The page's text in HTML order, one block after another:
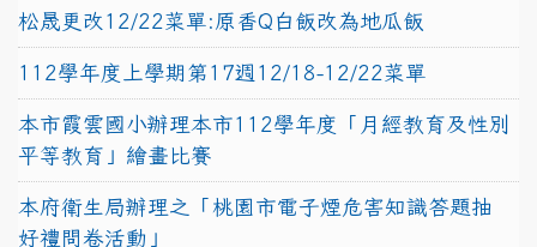
松晟更改12/22菜單:原香Q白飯改為地瓜飯
112學年度上學期第17週12/18-12/22菜單
本市霞雲國小辦理本市112學年度「月經教育及性別
平等教育」繪畫比賽
本府衛生局辦理之「桃園市電子煙危害知識答題抽
好禮問卷活動」